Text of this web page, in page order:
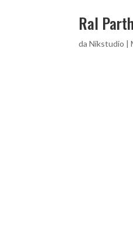
Ral
daNikstudio |